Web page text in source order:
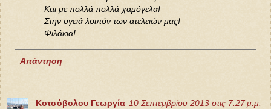
Και με πολλά πολλά χαμόγελα!
Στην υγειά λοιπόν των ατελειών μας!
Φιλάκια!
Απάντηση
Κοτσόβολου Γεωργία 10 Σεπτεμβρίου 2013 στις 7:27 μ.μ.